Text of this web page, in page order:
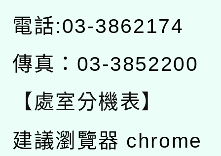
電話:03-3862174
傳真：03-3852200
【處室分機表】
建議瀏覽器 chrome